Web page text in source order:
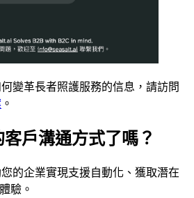
變革長者照護服務的信息，請訪問
。
戶溝通方式了嗎？
您的企業實現支援自動化、獲取潛在
驗。